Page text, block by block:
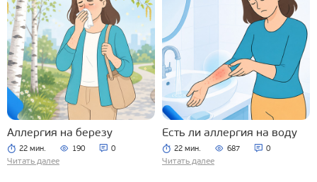
Аллергия на березу
22 мин. 190 0
Читать далее
Есть ли аллергия на воду
22 мин. 687 0
Читать далее